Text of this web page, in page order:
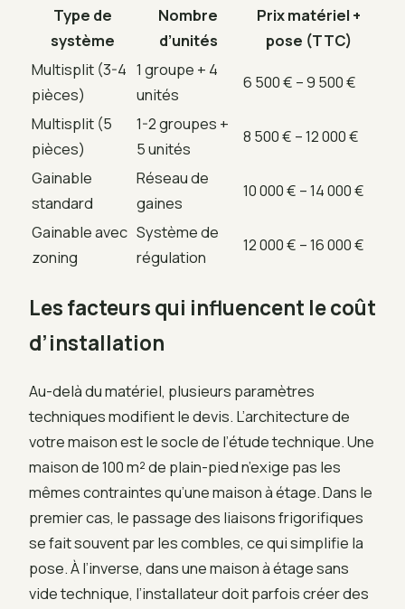
Type de
système
Nombre
d’unités
Prix matériel +
pose (TTC)
Multisplit (3-4
pièces)
1 groupe + 4
unités
6 500 € – 9 500 €
Multisplit (5
pièces)
1-2 groupes +
5 unités
8 500 € – 12 000 €
Gainable
standard
Réseau de
gaines
10 000 € – 14 000 €
Gainable avec
zoning
Système de
régulation
12 000 € – 16 000 €
Les facteurs qui influencent le coût
d’installation
Au-delà du matériel, plusieurs paramètres
techniques modifient le devis. L’architecture de
votre maison est le socle de l’étude technique. Une
maison de 100 m² de plain-pied n’exige pas les
mêmes contraintes qu’une maison à étage. Dans le
premier cas, le passage des liaisons frigorifiques
se fait souvent par les combles, ce qui simplifie la
pose. À l’inverse, dans une maison à étage sans
vide technique, l’installateur doit parfois créer des